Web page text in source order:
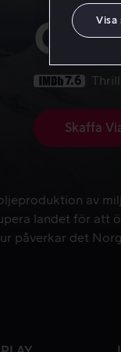
7.6
Skaffa
av
av
landet för att
påverkar det
Visa